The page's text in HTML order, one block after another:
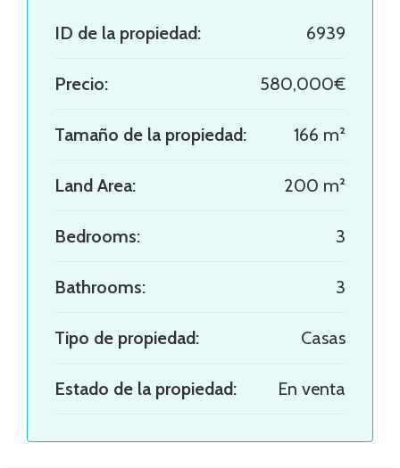
ID de la propiedad: 6939
Precio: 580,000€
Tamaño de la propiedad: 166 m²
Land Area: 200 m²
Bedrooms: 3
Bathrooms: 3
Tipo de propiedad: Casas
Estado de la propiedad: En venta